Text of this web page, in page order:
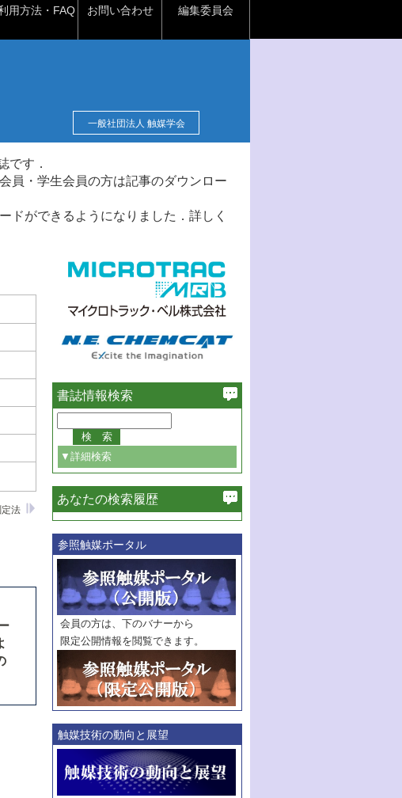
用方法・FAQ お問い合わせ 編集委員会
一般社団法人 触媒学会
です．
員・学生会員の方は記事のダウンロー
ドができるようになりました．詳しく
法
書誌情報検索
▼詳細検索
必ず含む
巻・号指定
巻
号
範囲指定
巻
号～
巻
号
触媒年鑑
年度
記事種別
マーク：
マークあり
あなたの検索履歴
参照触媒ポータル
会員の方は、下のバナーから
限定公開情報を閲覧できます。
触媒技術の動向と展望